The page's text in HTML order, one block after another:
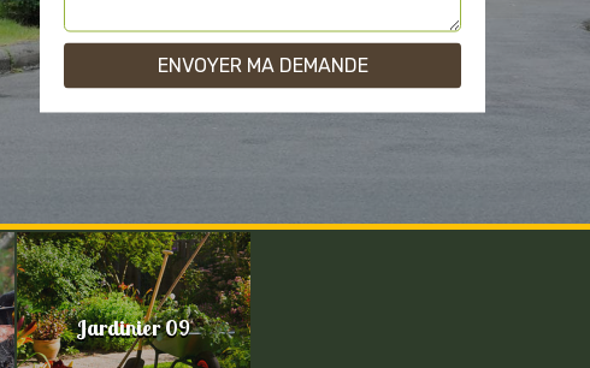
Jardinier 09